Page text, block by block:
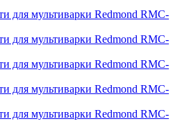
для мультиварки Redmond RMC-
для мультиварки Redmond RMC-
для мультиварки Redmond RMC-
для мультиварки Redmond RMC-
для мультиварки Redmond RMC-